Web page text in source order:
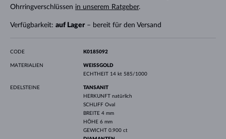
Ohrringverschlüssen in unserem Ratgeber.
Verfügbarkeit: auf Lager– bereit für den Versand
CODE K0185092
MATERIALIEN
WEISSGOLD
ECHTHEIT 14 kt 585/1000
EDELSTEINE
TANSANIT
HERKUNFT natürlich
SCHLIFF Oval
BREITE 4 mm
HÖHE 6 mm
GEWICHT 0.900 ct